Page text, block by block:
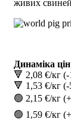
живих
Динаміка цін
🔻 2,08 €/кг
🔻 1,53 €/кг (-
🟢 2,15 €/кг
🟢 1,59 €/кг